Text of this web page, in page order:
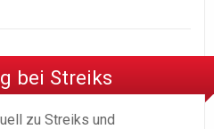
bei Streiks
zu Streiks und